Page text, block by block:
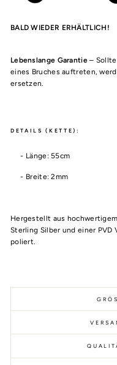
BALD WIEDER ERHÄLTLICH!
Lebenslange Garantie –
eines Bruches auftreten,
ersetzen.
DETAILS (KETTE):
- Länge: 55cm
- Breite: 2mm
Hergestellt aus
Sterling Silber und einer PVD
poliert.